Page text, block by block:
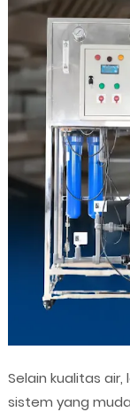
Selain kualitas
sistem yang